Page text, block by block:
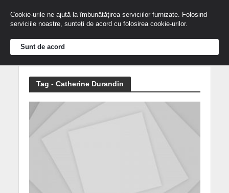
Tag - Catherine Durandin
Cookie-urile ne ajută la îmbunătățirea serviciilor furnizate. Folosind
serviciile noastre, sunteți de acord cu folosirea cookie-urilor.
Sunt de acord